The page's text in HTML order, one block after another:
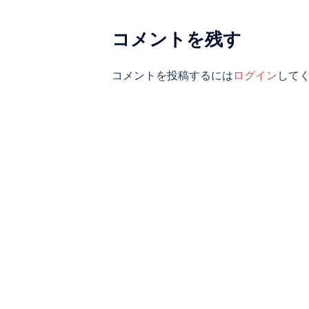
コメントを残す
コメントを投稿するには ログイン して